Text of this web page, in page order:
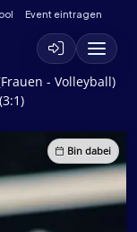
Event eintragen
- Volleyball)
Bin dabei